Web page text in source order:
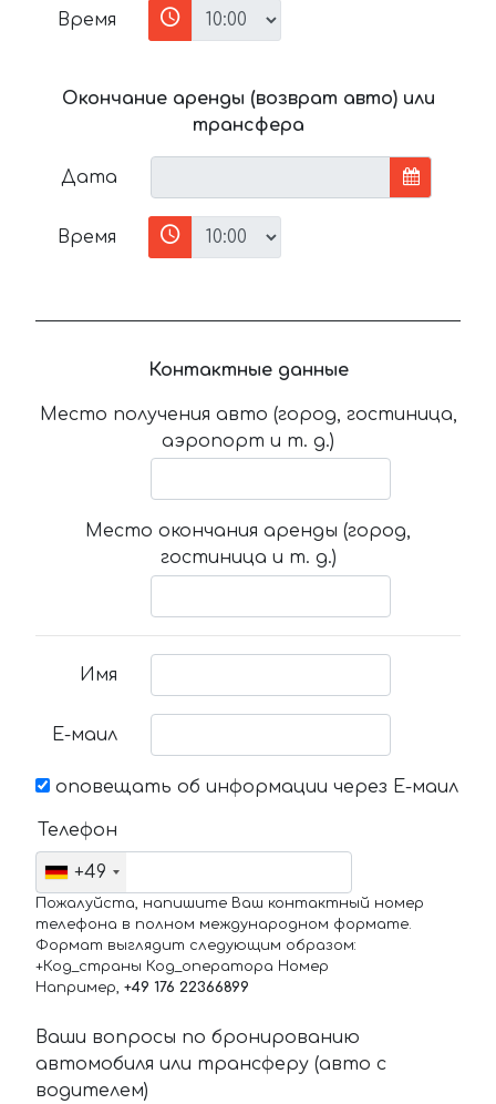
Время
Окончание аренды (возврат авто) или
трансфера
Дата
Время
Контактные данные
Место получения авто (город, гостиница,
аэропорт и т. д.)
Место окончания аренды (город,
гостиница и т. д.)
Имя
Е-маил
оповещать об информации через Е-маил
Телефон
+49
Пожалуйста, напишите Ваш контактный номер
телефона в полном международном формате.
Формат выглядит следующим образом:
+Код_страны Код_оператора Номер
Например, +49 176 22366899
Ваши вопросы по бронированию
автомобиля или трансферу (авто с
водителем)